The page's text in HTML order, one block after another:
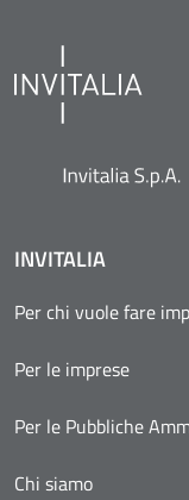
INVITALIA
Per chi vuole fare
Per le imprese
Per le Pubbliche
Chi siamo